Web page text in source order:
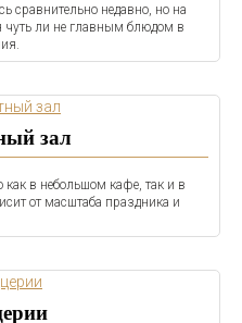
сравнительно недавно, но на
ли не главным блюдом в
зал
как в небольшом кафе, так и в
от масштаба праздника и